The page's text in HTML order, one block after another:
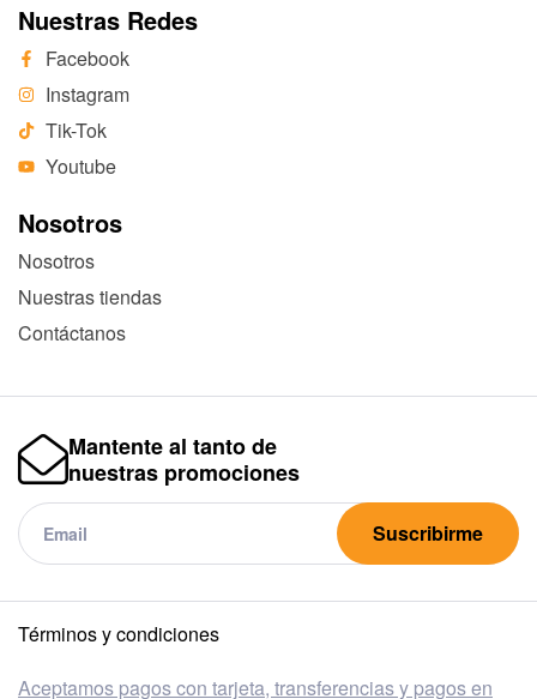
Nuestras Redes
Facebook
Instagram
Tik-Tok
Youtube
Nosotros
Nosotros
Nuestras tiendas
Contáctanos
Mantente al tanto de
nuestras promociones
Suscribirme
Términos y condiciones
Aceptamos pagos con tarjeta, transferencias y pagos en